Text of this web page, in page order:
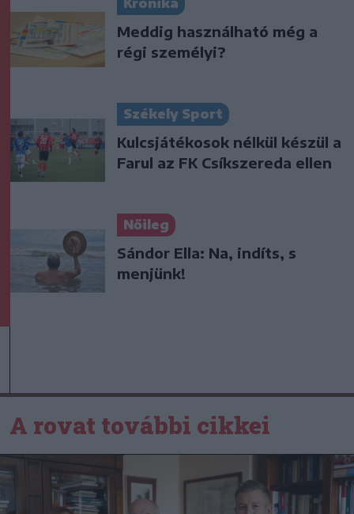
Krónika
Meddig használható még a
régi személyi?
Székely Sport
Kulcsjátékosok nélkül készül a
Farul az FK Csíkszereda ellen
Nőileg
Sándor Ella: Na, indíts, s
menjünk!
A rovat további cikkei